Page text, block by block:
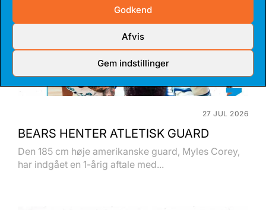
Godkend
Afvis
Gem indstillinger
27 JUL 2026
BEARS HENTER ATLETISK GUARD
Den 185 cm høje amerikanske guard, Myles Corey,
har indgået en 1-årig aftale med...